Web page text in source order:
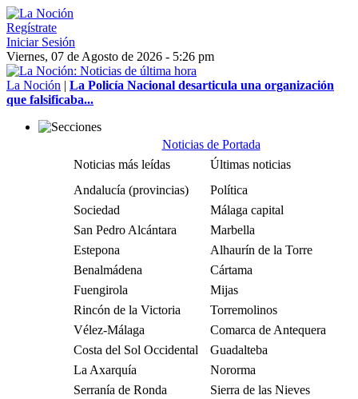
Regístrate
Iniciar Sesión
Viernes, 07 de Agosto de 2026 - 5:26 pm
La Noción | La Policía Nacional desarticula una organización
que falsificaba...
Noticias de Portada
Noticias más leídas
Últimas noticias
Andalucía (provincias)
Política
Sociedad
Málaga capital
San Pedro Alcántara
Marbella
Estepona
Alhaurín de la Torre
Benalmádena
Cártama
Fuengirola
Mijas
Rincón de la Victoria
Torremolinos
Vélez-Málaga
Comarca de Antequera
Costa del Sol Occidental
Guadalteba
La Axarquía
Nororma
Serranía de Ronda
Sierra de las Nieves